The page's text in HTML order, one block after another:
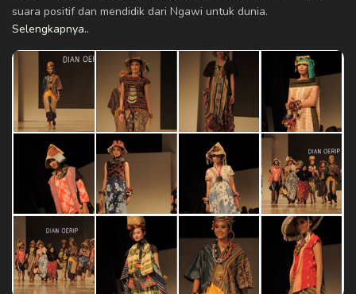
suara positif dan mendidik dari Ngawi untuk dunia.
Selengkapnya..